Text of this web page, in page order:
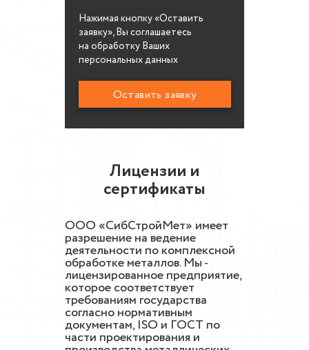
Нажимая кнопку «Оставить
заявку», Вы соглашаетесь
на обработку Ваших
персональных данных
Лицензии и
сертификаты
ООО «СибСтройМет» имеет
разрешение на ведение
деятельности по комплексной
обработке металлов. Мы -
лицензированное предприятие,
которое соответствует
требованиям государства
согласно нормативным
документам, ISO и ГОСТ по
части проектирования и